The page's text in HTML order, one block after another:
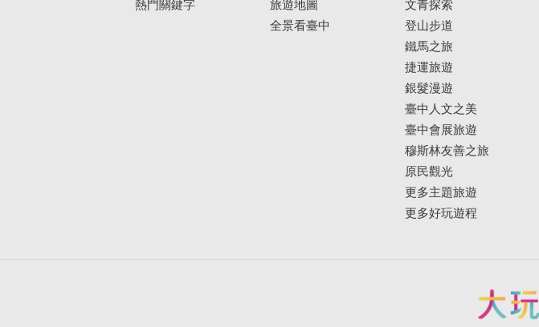
熱門關鍵字
旅遊地圖
全景看臺中
文青探索
登山步道
鐵馬之旅
捷運旅遊
銀髮漫遊
臺中人文之美
臺中會展旅遊
穆斯林友善之旅
原民觀光
更多主題旅遊
更多好玩遊程